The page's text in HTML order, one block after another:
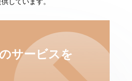
サービスを